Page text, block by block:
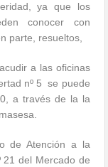
ya que los
conocer con
parte, resueltos,
a las oficinas
nº 5 se puede
a través de la la
de Atención a la
21 del Mercado de